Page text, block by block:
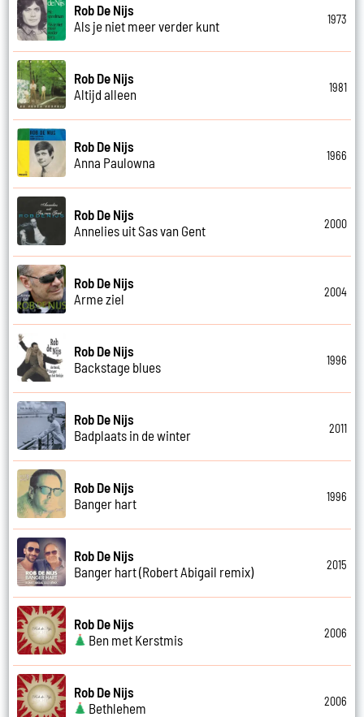
Rob De Nijs
Als je niet meer verder kunt
1973
Rob De Nijs
Altijd alleen
1981
Rob De Nijs
Anna Paulowna
1966
Rob De Nijs
Annelies uit Sas van Gent
2000
Rob De Nijs
Arme ziel
2004
Rob De Nijs
Backstage blues
1996
Rob De Nijs
Badplaats in de winter
2011
Rob De Nijs
Banger hart
1996
Rob De Nijs
Banger hart (Robert Abigail remix)
2015
Rob De Nijs
Ben met Kerstmis
2006
Rob De Nijs
Bethlehem
2006